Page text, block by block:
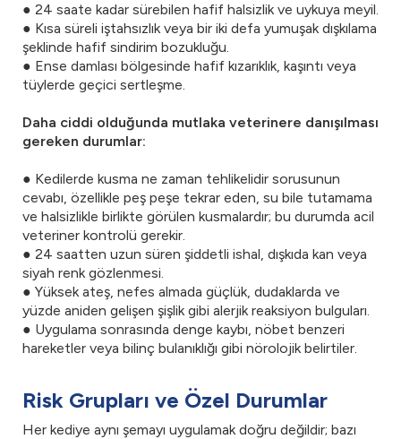
● 24 saate kadar sürebilen hafif halsizlik ve uykuya meyil.
● Kısa süreli iştahsızlık veya bir iki defa yumuşak dışkılama
şeklinde hafif sindirim bozukluğu.
● Ense damlası bölgesinde hafif kızarıklık, kaşıntı veya
tüylerde geçici sertleşme.
Daha ciddi olduğunda mutlaka veterinere danışılması
gereken durumlar:
● Kedilerde kusma ne zaman tehlikelidir sorusunun
cevabı, özellikle peş peşe tekrar eden, su bile tutamama
ve halsizlikle birlikte görülen kusmalardır; bu durumda acil
veteriner kontrolü gerekir.
● 24 saatten uzun süren şiddetli ishal, dışkıda kan veya
siyah renk gözlenmesi.
● Yüksek ateş, nefes almada güçlük, dudaklarda ve
yüzde aniden gelişen şişlik gibi alerjik reaksiyon bulguları.
● Uygulama sonrasında denge kaybı, nöbet benzeri
hareketler veya bilinç bulanıklığı gibi nörolojik belirtiler.
Risk Grupları ve Özel Durumlar
Her kediye aynı şemayı uygulamak doğru değildir; bazı